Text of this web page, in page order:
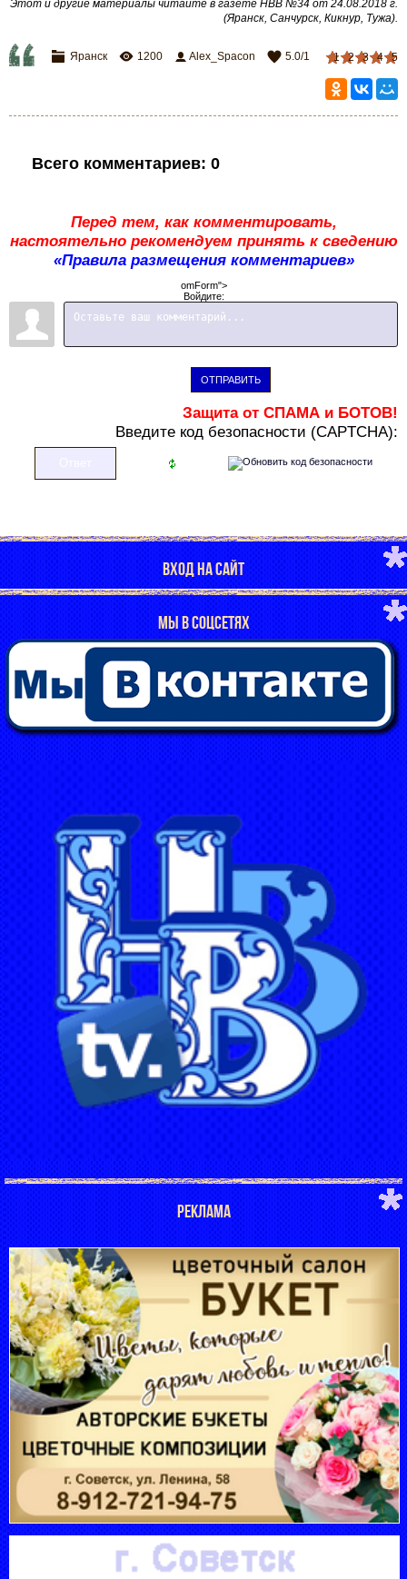
Этот и другие материалы читайте в газете НВВ №34 от 24.08.2018 г.
(Яранск, Санчурск, Кикнур, Тужа).
1 2 3 4 5
Яранск 1200 Alex_Spacon 5.0/1
Всего комментариев: 0
Перед тем, как комментировать,
настоятельно рекомендуем принять к сведению
«Правила размещения комментариев»
omForm">
Войдите:
ОТПРАВИТЬ
Защита от СПАМА и БОТОВ!
Введите код безопасности (CAPTCHA):
ВХОД НА САЙТ
МЫ В СОЦСЕТЯХ
РЕКЛАМА